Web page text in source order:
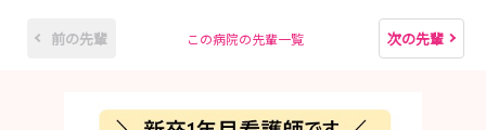
看護学生（2年生以上）
※37.5℃以上の発熱・咳・鼻水等の風邪症状のない方
📍開催日
前の先輩 この病院の先輩一覧 次の先輩